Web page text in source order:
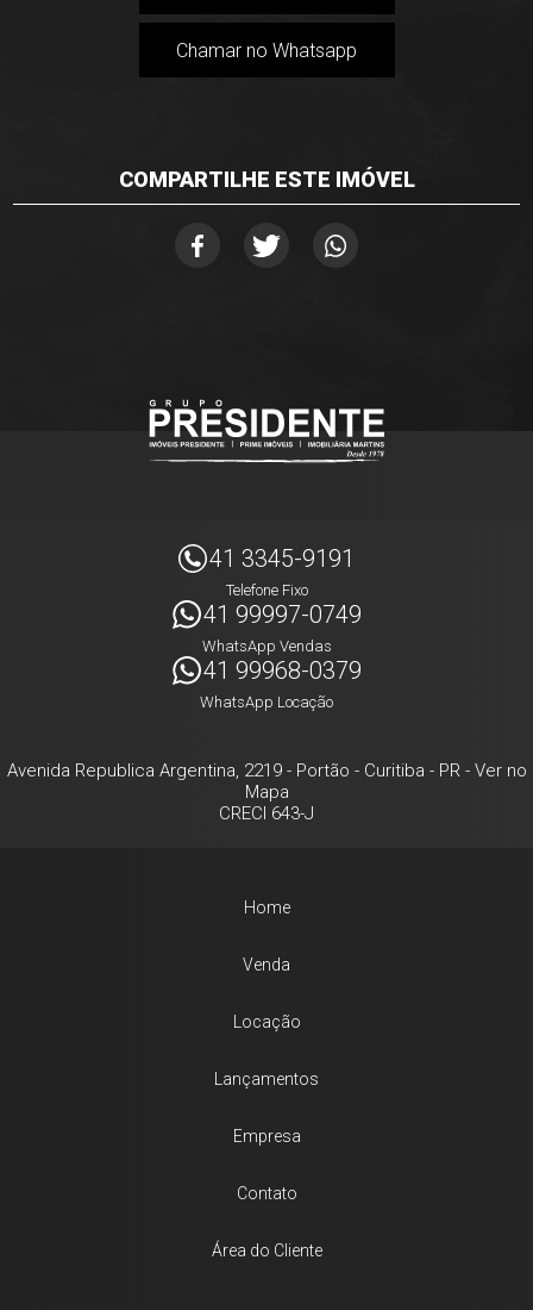
Chamar no Whatsapp
COMPARTILHE ESTE IMÓVEL
41 3345-9191
Telefone Fixo
41 99997-0749
WhatsApp Vendas
41 99968-0379
WhatsApp Locação
Avenida Republica Argentina, 2219- Portão - Curitiba - PR- Ver no
Mapa
CRECI 643-J
Home
Venda
Locação
Lançamentos
Empresa
Contato
Área do Cliente